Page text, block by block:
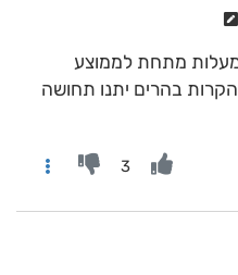
בהרים יתנו תחושה
3